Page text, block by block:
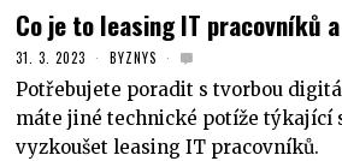
Co je to leasing IT pracovníků
31. 3. 2023 BYZNYS
Potřebujete poradit s tvorbou
máte jiné technické potíže týkající
vyzkoušet leasing IT pracovníků.